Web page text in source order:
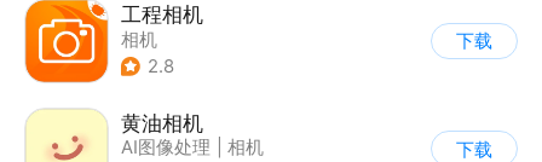
工程相机
相机
2.8
下载
黄油相机
AI图像处理
相机
下载